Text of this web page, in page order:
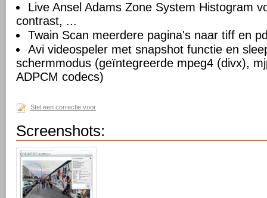
Live Ansel Adams Zone System Histogram
contrast, ...
Twain Scan meerdere pagina's naar tiff en
Avi videospeler met snapshot functie en
schermmodus (geïntegreerde mpeg4 (divx),
ADPCM codecs)
Stel een correctie voor
Screenshots: